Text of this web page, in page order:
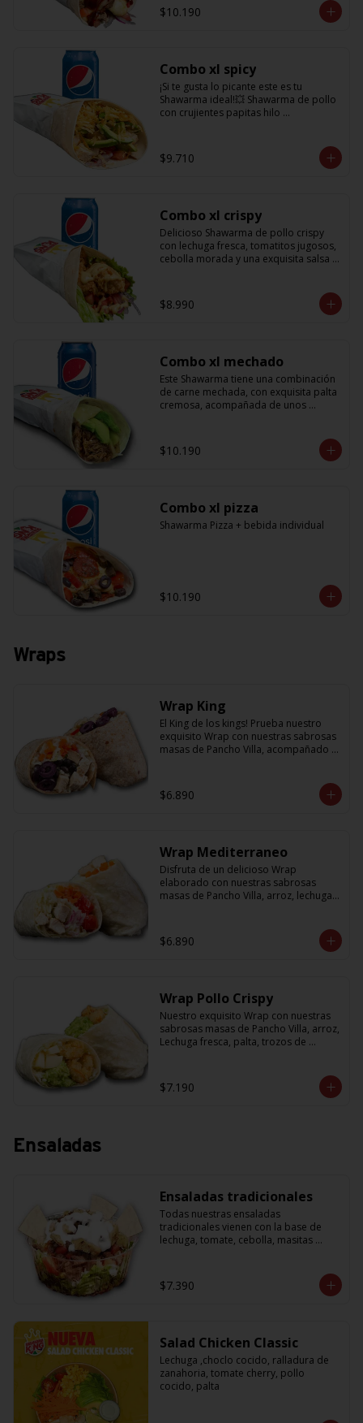
salsa BBQ y obvio no puede faltar la
bebida de 350cc para acompañarlo!
$10.190
Combo xl spicy
¡Si te gusta lo picante este es tu
Shawarma ideal!💥 Shawarma de pollo
con crujientes papitas hilo
(picante) + Bebida refrescante de
350cc PD: Si te gusta el doble de
$9.710
Combo xl crispy
Delicioso Shawarma de pollo crispy
con lechuga fresca, tomatitos jugosos,
cebolla morada y una exquisita salsa
$8.990
Combo xl mechado
Este Shawarma tiene una combinación
de carne mechada, con exquisita palta
cremosa, acompañada de unos
salsa imperdible de cilantro! Sabores
que te harán subir al cielo y bajar por
$10.190
Combo xl pizza
Shawarma Pizza + bebida individual
$10.190
Wraps
Wrap King
El King de los kings! Prueba nuestro
exquisito Wrap con nuestras sabrosas
masas de Pancho Villa, acompañado
salsa en base a lactonesa
$6.890
Wrap Mediterraneo
Disfruta de un delicioso Wrap
elaborado con nuestras sabrosas
masas de Pancho Villa, arroz, lechuga
plancha acompañado de una salsa en
base a lactonesa
$6.890
Wrap Pollo Crispy
Nuestro exquisito Wrap con nuestras
sabrosas masas de Pancho Villa, arroz,
Lechuga fresca, palta, trozos de
$7.190
Ensaladas
Ensaladas tradicionales
Todas nuestras ensaladas
tradicionales vienen con la base de
lechuga, tomate, cebolla, masitas
proteína que más te guste.
$7.390
Salad Chicken Classic
Lechuga ,choclo cocido, ralladura de
zanahoria, tomate cherry, pollo
cocido, palta